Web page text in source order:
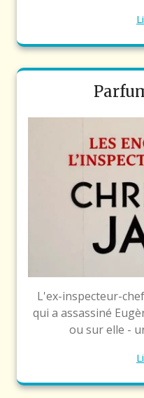
L'ex-inspecteur-
qui a assassiné
ou sur elle -